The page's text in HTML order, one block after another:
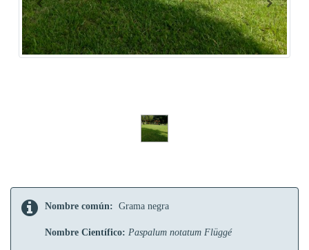
Nombre común: Grama negra
Nombre Científico: Paspalum notatum Flüggé